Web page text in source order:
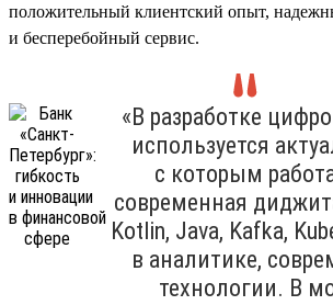
положительный клиентский опыт,
и бесперебойный сервис.
«В разработке
используется
с которым
современная
Kotlin, Java, Kafka,
в аналитике,
технологии. В